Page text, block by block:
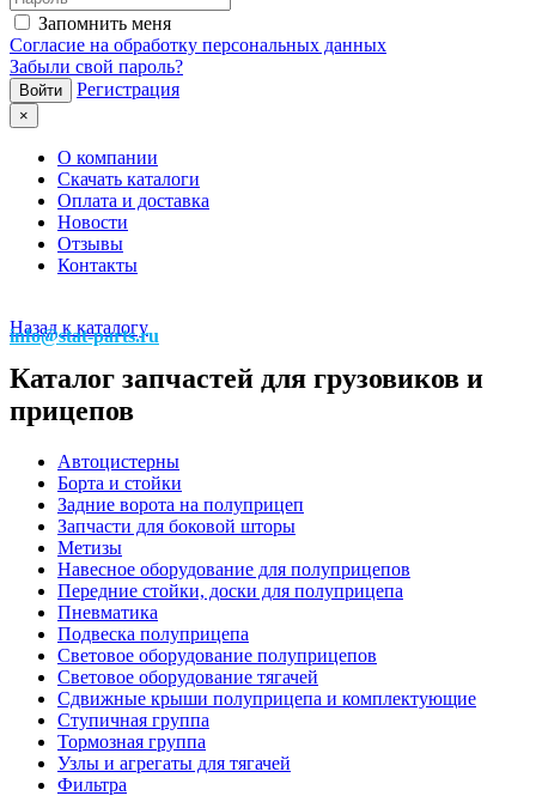
Запомнить меня
Согласие на обработку персональных данных
Забыли свой пароль?
Регистрация
×
О компании
Скачать каталоги
Оплата и доставка
Новости
Отзывы
Контакты
info@stat-parts.ru
Назад к каталогу
Каталог запчастей для грузовиков и
прицепов
Автоцистерны
Борта и стойки
Задние ворота на полуприцеп
Запчасти для боковой шторы
Метизы
Навесное оборудование для полуприцепов
Передние стойки, доски для полуприцепа
Пневматика
Подвеска полуприцепа
Световое оборудование полуприцепов
Световое оборудование тягачей
Сдвижные крыши полуприцепа и комплектующие
Ступичная группа
Тормозная группа
Узлы и агрегаты для тягачей
Фильтра